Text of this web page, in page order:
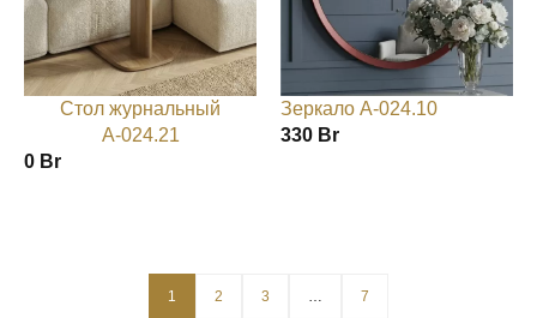
Стол журнальный
А-024.21
0 Br
Зеркало А-024.10
330 Br
1 2 3 … 7